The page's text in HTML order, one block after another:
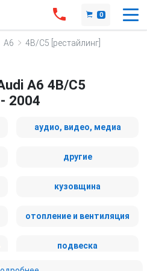
0
A6 4B/C5 [рестайлинг]
A6 4B/C5
2004
аудио, видео, медиа
другие
кузовщина
отопление и вентиляция
подвеска